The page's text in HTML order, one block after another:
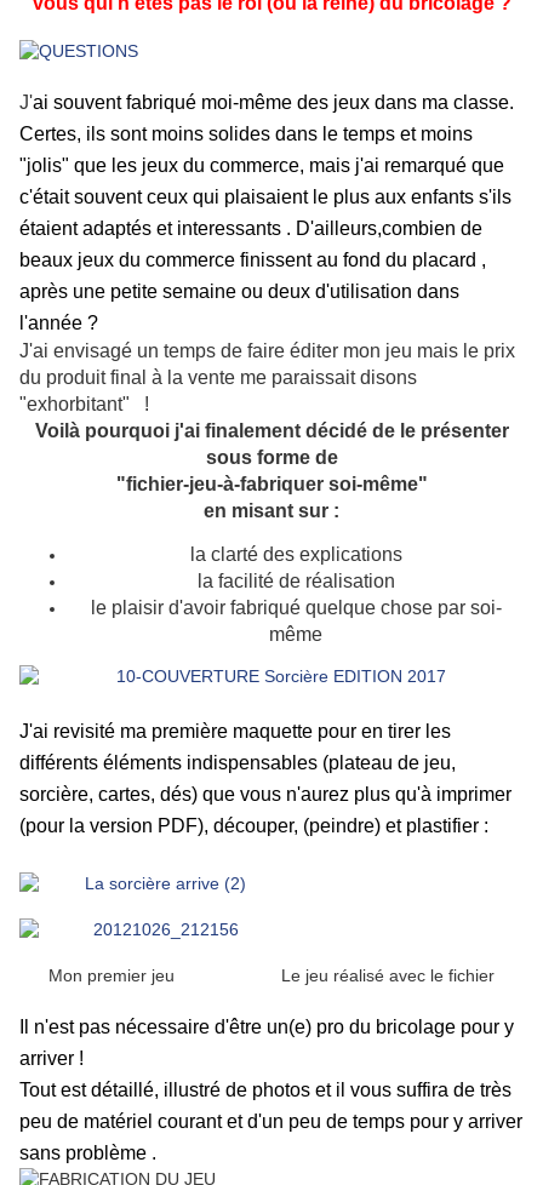
J'ai souvent fabriqué moi-même des jeux dans ma classe.
Certes, ils sont moins solides dans le temps et moins
"jolis" que les jeux du commerce, mais j'ai remarqué que
c'était souvent ceux qui plaisaient le plus aux enfants s'ils
étaient adaptés et interessants . D'ailleurs,combien de
beaux jeux du commerce finissent au fond du placard ,
après une petite semaine ou deux d'utilisation dans
l'année ?
J'ai envisagé un temps de faire éditer mon jeu mais le prix
du produit final à la vente me paraissait disons
"exhorbitant" !
Voilà pourquoi j'ai finalement décidé de le présenter
sous forme de
"fichier-jeu-à-fabriquer soi-même"
en misant sur :
la clarté des explications
la facilité de réalisation
le plaisir d'avoir fabriqué quelque chose par soi-
même
J'ai revisité ma première maquette pour en tirer les
différents éléments indispensables (plateau de jeu,
sorcière, cartes, dés) que vous n'aurez plus qu'à imprimer
(pour la version PDF), découper, (peindre) et plastifier :
Mon premier jeu Le jeu réalisé avec le fichier
Il n'est pas nécessaire d'être un(e) pro du bricolage pour y
arriver !
Tout est détaillé, illustré de photos et il vous suffira de très
peu de matériel courant et d'un peu de temps pour y arriver
sans problème .